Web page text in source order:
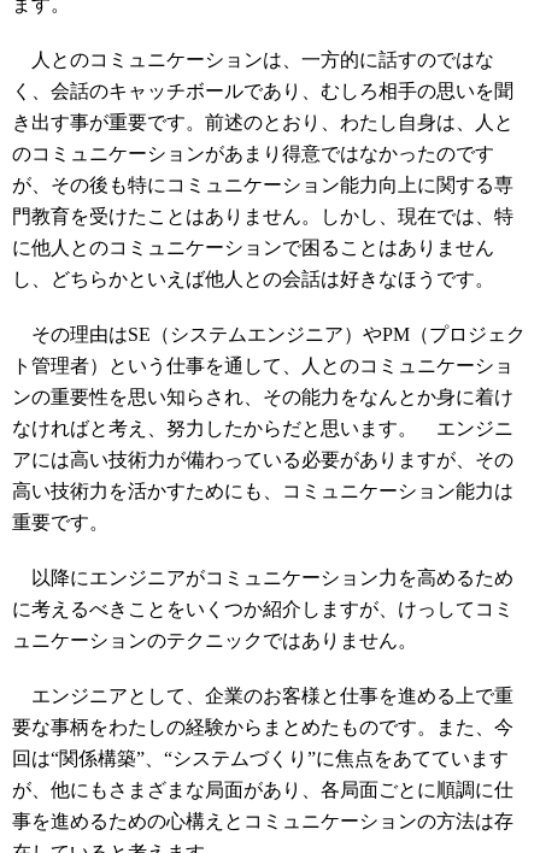
ます。
人とのコミュニケーションは、一方的に話すのではな
く、会話のキャッチボールであり、むしろ相手の思いを聞
き出す事が重要です。前述のとおり、わたし自身は、人と
のコミュニケーションがあまり得意ではなかったのです
が、その後も特にコミュニケーション能力向上に関する専
門教育を受けたことはありません。しかし、現在では、特
に他人とのコミュニケーションで困ることはありません
し、どちらかといえば他人との会話は好きなほうです。
その理由はSE（システムエンジニア）やPM（プロジェク
ト管理者）という仕事を通して、人とのコミュニケーショ
ンの重要性を思い知らされ、その能力をなんとか身に着け
なければと考え、努力したからだと思います。 エンジニ
アには高い技術力が備わっている必要がありますが、その
高い技術力を活かすためにも、コミュニケーション能力は
重要です。
以降にエンジニアがコミュニケーション力を高めるため
に考えるべきことをいくつか紹介しますが、けっしてコミ
ュニケーションのテクニックではありません。
エンジニアとして、企業のお客様と仕事を進める上で重
要な事柄をわたしの経験からまとめたものです。また、今
回は“関係構築”、“システムづくり”に焦点をあてています
が、他にもさまざまな局面があり、各局面ごとに順調に仕
事を進めるための心構えとコミュニケーションの方法は存